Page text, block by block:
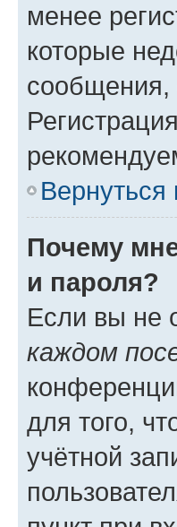
менее
которые
сообщения,
Вернуться
Почему
и пароля?
Если вы не
каждом
для того,
учётной